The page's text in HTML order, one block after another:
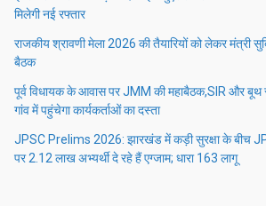
मिलेगी नई रफ्तार
राजकीय श्रावणी मेला 2026 की तैयारियों को लेकर मंत्री
बैठक
पूर्व विधायक के आवास पर JMM की महाबैठक,SIR और बूथ
गांव में पहुंचेगा कार्यकर्ताओं का दस्ता
JPSC Prelims 2026: झारखंड में कड़ी सुरक्षा के बीच
पर 2.12 लाख अभ्यर्थी दे रहे हैं एग्जाम; धारा 163 लागू